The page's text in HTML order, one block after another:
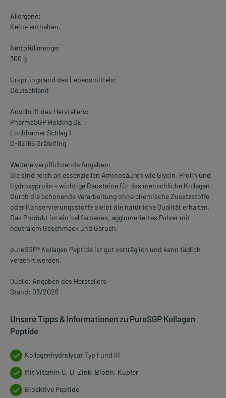
Allergene:
Keine enthalten.
Nettofüllmenge:
300 g
Ursprungsland des Lebensmittels:
Deutschland
Anschrift des Herstellers:
PharmaSGP Holding SE
Lochhamer Schlag 1
D-82166 Gräfelfing
Weitere verpflichtende Angaben:
Sie sind reich an essenziellen Aminosäuren wie Glycin, Prolin und
Hydroxyprolin – wichtige Bausteine für das menschliche Kollagen.
Durch die schonende Verarbeitung ohne chemische Zusatzstoffe
oder Konservierungsstoffe bleibt die natürliche Qualität erhalten.
Das Produkt ist ein hellfarbenes, agglomeriertes Pulver mit
neutralem Geschmack und Geruch.
pureSGP® Kollagen Peptide ist gut verträglich und kann täglich
verzehrt werden.
Quelle: Angaben des Herstellers
Stand: 03/2026
Unsere Tipps & Informationen zu PureSGP Kollagen
Peptide
Kollagenhydrolysat Typ I und III
Mit Vitamin C, D, Zink, Biotin, Kupfer
Bioaktive Peptide